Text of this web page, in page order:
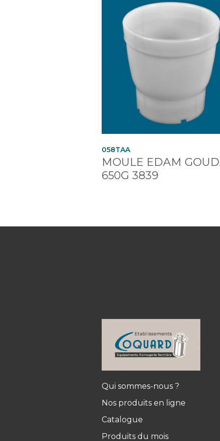
058TAA
MOULE EDAM
650G 3839
Qui sommes-nous ?
Nos produits en ligne
Catalogue
Produits du mois